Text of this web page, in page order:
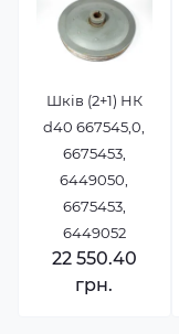
Шків (2+1) НК
d40 667545,0,
6675453,
6449050,
6675453,
6449052
22 550.40
грн.